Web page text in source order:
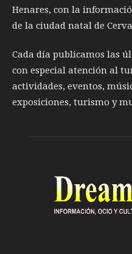
Henares, con la
de la ciudad natal de
Cada día publicamos las
con especial atención al
actividades, eventos,
exposiciones, turismo y